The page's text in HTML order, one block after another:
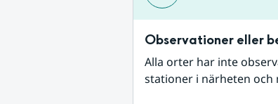
Observationer eller
Alla orter har inte
stationer i närheten och